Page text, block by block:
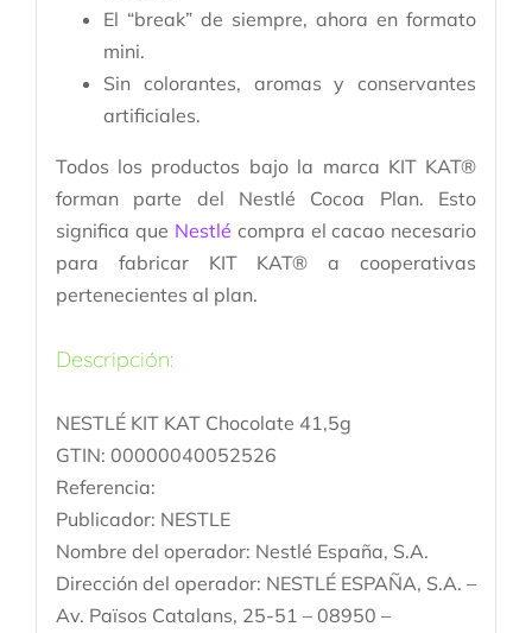
El “break” de siempre, ahora en formato
mini.
Sin colorantes, aromas y conservantes
artificiales.
Todos los productos bajo la marca KIT KAT®
forman parte del Nestlé Cocoa Plan. Esto
significa que Nestlé compra el cacao necesario
para fabricar KIT KAT® a cooperativas
pertenecientes al plan.
Descripción:
NESTLÉ KIT KAT Chocolate 41,5g
GTIN: 00000040052526
Referencia:
Publicador: NESTLE
Nombre del operador: Nestlé España, S.A.
Dirección del operador: NESTLÉ ESPAÑA, S.A. –
Av. Països Catalans, 25-51 – 08950 –